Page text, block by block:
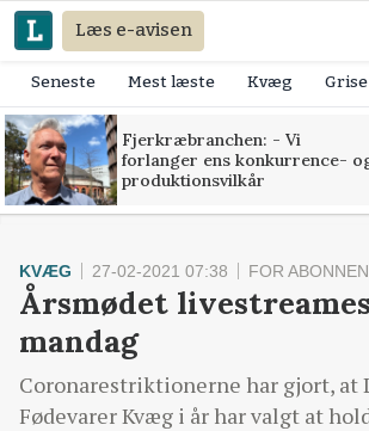
Læs e-avisen
Seneste Mest læste Kvæg Grise
Fjerkræbranchen: - Vi
forlanger ens konkurrence-
produktionsvilkår
KVÆG 27-02-2021 07:38 FOR
Årsmødet
mandag
Coronarestriktionerne har gjort, at
Fødevarer Kvæg i år har valgt at